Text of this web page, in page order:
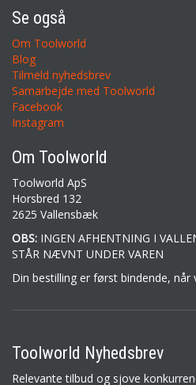
Se også
Om Toolworld
Blog
Tilmeld nyhedsbrev
Samarbejde med Toolworld
Facebook
Instagram
Om Toolworld
Toolworld ApS
Horsbred 132
2625 Vallensbæk
OBS: INGEN AFHENTNING I
STÅR NÆVNT UNDER VAREN
Din bestilling er først bindende,
Toolworld Nyhedsbrev
Relevante tilbud og sjove